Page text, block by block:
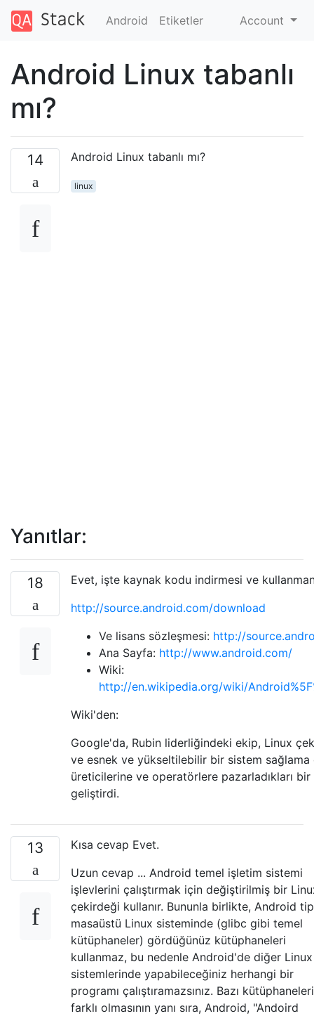
Android Etiketler Account
Android Linux tabanlı
mı?
14 Android Linux tabanlı mı?
linux
Yanıtlar:
18
Evet, işte kaynak kodu indirmesi ve
http://source.android.com/download
Ve lisans sözleşmesi: http://
Ana Sayfa: http://www.android.com/
Wiki:
http://en.wikipedia.org/wiki/
Wiki'den:
Google'da, Rubin liderliğindeki ekip, Linux
ve esnek ve yükseltilebilir bir sistem
üreticilerine ve operatörlere pazarladıkları
geliştirdi.
13
Kısa cevap Evet.
Uzun cevap ... Android temel işletim sistemi
işlevlerini çalıştırmak için değiştirilmiş bir
çekirdeği kullanır. Bununla birlikte, Android
masaüstü Linux sisteminde (glibc gibi temel
kütüphaneler) gördüğünüz kütüphaneleri
kullanmaz, bu nedenle Android'de diğer Linux
sistemlerinde yapabileceğiniz herhangi bir
programı çalıştıramazsınız. Bazı
farklı olmasının yanı sıra, Android, "Andoird